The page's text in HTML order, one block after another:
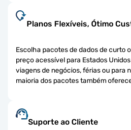
Planos Flexíveis, Ótimo
Escolha pacotes de dados de curto
preço acessível para Estados
viagens de negócios, férias ou para
maioria dos pacotes também
Suporte ao Cliente